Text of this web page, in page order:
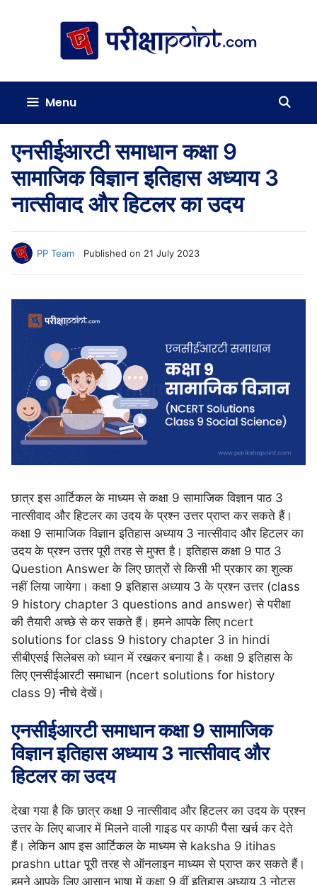
Menu
एनसीईआरटी समाधान कक्षा 9
सामाजिक विज्ञान इतिहास अध्याय 3
नात्सीवाद और हिटलर का उदय
PP Team Published on 21 July 2023
छात्र इस आर्टिकल के माध्यम से कक्षा 9 सामाजिक विज्ञान पाठ 3
नात्सीवाद और हिटलर का उदय के प्रश्न उत्तर प्राप्त कर सकते हैं।
कक्षा 9 सामाजिक विज्ञान इतिहास अध्याय 3 नात्सीवाद और हिटलर का
उदय के प्रश्न उत्तर पूरी तरह से मुफ्त है। इतिहास कक्षा 9 पाठ 3
Question Answer के लिए छात्रों से किसी भी प्रकार का शुल्क
नहीं लिया जायेगा। कक्षा 9 इतिहास अध्याय 3 के प्रश्न उत्तर (class
9 history chapter 3 questions and answer) से परीक्षा
की तैयारी अच्छे से कर सकते हैं। हमने आपके लिए ncert
solutions for class 9 history chapter 3 in hindi
सीबीएसई सिलेबस को ध्यान में रखकर बनाया है। कक्षा 9 इतिहास के
लिए एनसीईआरटी समाधान (ncert solutions for history
class 9) नीचे देखें।
एनसीईआरटी समाधान कक्षा 9 सामाजिक
विज्ञान इतिहास अध्याय 3 नात्सीवाद और
हिटलर का उदय
देखा गया है कि छात्र कक्षा 9 नात्सीवाद और हिटलर का उदय के प्रश्न
उत्तर के लिए बाजार में मिलने वाली गाइड पर काफी पैसा खर्च कर देते
हैं। लेकिन आप इस आर्टिकल के माध्यम से kaksha 9 itihas
prashn uttar पूरी तरह से ऑनलाइन माध्यम से प्राप्त कर सकते हैं।
हमने आपके लिए आसान भाषा में कक्षा 9 वीं इतिहास अध्याय 3 नोट्स